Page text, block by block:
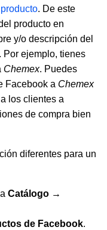
. De este
producto en
y/o descripción del
Por ejemplo, tienes
Chemex. Puedes
Facebook a Chemex
los clientes a
de compra bien
diferentes para un
Catálogo →
de Facebook.